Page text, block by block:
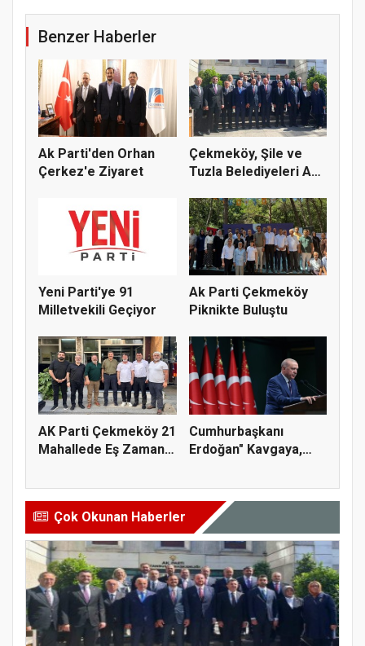
Benzer Haberler
Ak Parti'den Orhan
Çerkez'e Ziyaret
Çekmeköy, Şile ve
Tuzla Belediyeleri Ak
Yeni Parti'ye 91
Milletvekili Geçiyor
Ak Parti Çekmeköy
Piknikte Buluştu
AK Parti Çekmeköy 21
Mahallede Eş Zamanlı
Cumhurbaşkanı
Erdoğan" Kavgaya,
Çok Okunan Haberler